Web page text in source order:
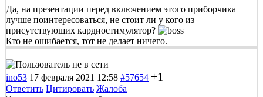
Да, на презентации перед включением этого приборчика
лучше поинтересоваться, не стоит ли у кого из
присутствующих кардиостимулятор?
Кто не ошибается, тот не делает ничего.
ino53 17 февраля 2021 12:58 #57654 +1
Ответить Цитировать Жалоба